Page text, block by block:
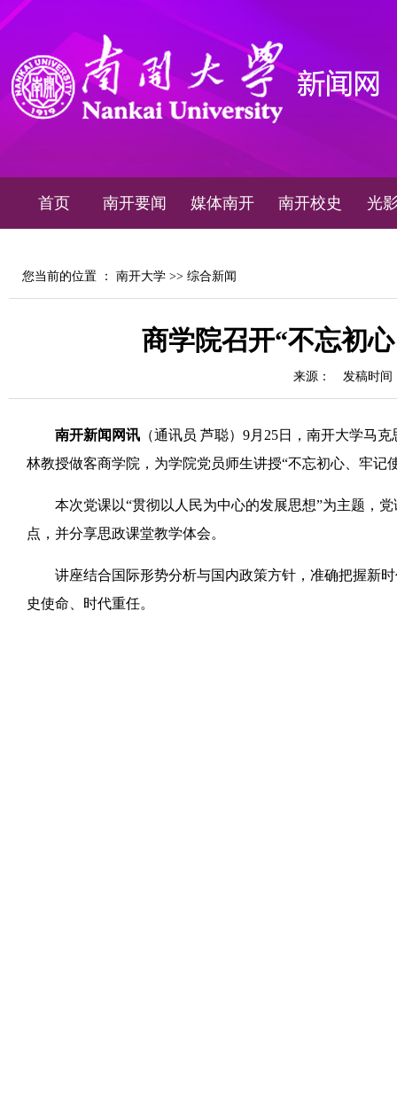
首页 南开要闻 媒体南开 南开校史 光
您当前的位置 ： 南开大学 >> 综合新闻
商学院召开“不忘初
来源： 发稿时间
南开新闻网讯 （通讯员 芦聪）9月25日，南开大学马
林教授做客商学院，为学院党员师生讲授“不忘初心、牢记
本次党课以“贯彻以人民为中心的发展思想”为主题，党
点，并分享思政课堂教学体会。
讲座结合国际形势分析与国内政策方针，准确把握新时
史使命、时代重任。